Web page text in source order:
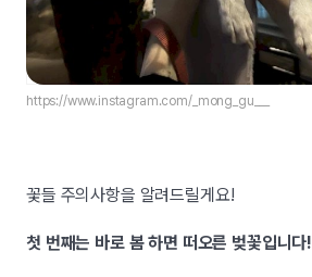
https://www.instagram.com/_mong_gu___
꽃들 주의사항을 알려드릴게요!
첫 번째는 바로 봄 하면 떠오른 벚꽃입니다!